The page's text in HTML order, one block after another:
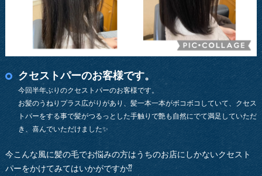
クセストパーのお客様です。
今回半年ぶりのクセストパーのお客様です。
お髪のうねりプラス広がりがあり、髪一本一本がボコボコしていて、クセス
トパーをする事で髪がつるっとした手触りで艶も自然にでて満足していただ
き、喜んでいただけました✨
今こんな風に髪の毛でお悩みの方はうちのお店にしかないクセスト
パーをかけてみてはいかがですか⁇